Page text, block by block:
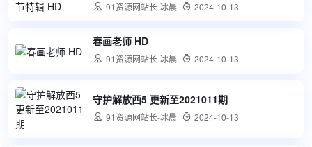
 91资源网站长-冰晨  2024-10-13
春画老师 HD
 91资源网站长-冰晨  2024-10-13
守护解放西5 更新至2021011期
 91资源网站长-冰晨  2024-10-13